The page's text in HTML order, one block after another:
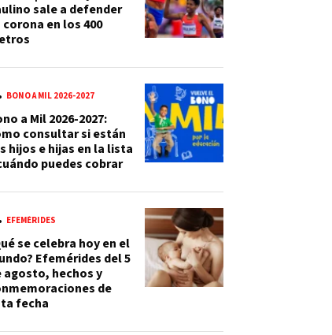
sale a defender
corona en los 400
BONO A MIL 2026-2027
a Mil 2026-2027:
consultar si están
hijos e hijas en la lista
puedes cobrar
EFEMÉRIDES
se celebra hoy en el
Efemérides del 5
agosto, hechos y
de
fecha